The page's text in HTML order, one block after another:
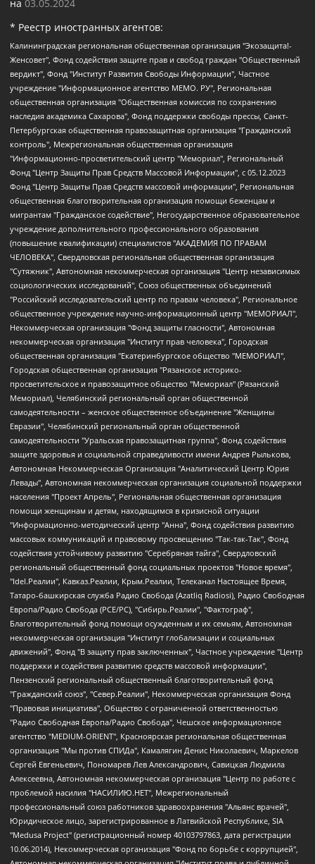
на 03.05.2024
* Реестр иностранных агентов:
Калининградская региональная общественная организация "Экозащита!-Женсовет", Фонд содействия защите прав и свобод граждан "Общественный вердикт", Фонд "Институт Развития Свободы Информации", Частное учреждение "Информационное агентство МЕМО. РУ", Региональная общественная организация "Общественная комиссия по сохранению наследия академика Сахарова", Фонд поддержки свободы прессы, Санкт-Петербургская общественная правозащитная организация "Гражданский контроль", Межрегиональная общественная организация "Информационно-просветительский центр "Мемориал", Региональный Фонд "Центр Защиты Прав Средств Массовой Информации", с 05.12.2023 Фонд "Центр Защиты Прав Средств массовой информации", Региональная общественная благотворительная организация помощи беженцам и мигрантам "Гражданское содействие", Негосударственное образовательное учреждение дополнительного профессионального образования (повышение квалификации) специалистов "АКАДЕМИЯ ПО ПРАВАМ ЧЕЛОВЕКА", Свердловская региональная общественная организация "Сутяжник", Автономная некоммерческая организация "Центр независимых социологических исследований", Союз общественных объединений "Российский исследовательский центр по правам человека", Региональное общественное учреждение научно-информационный центр "МЕМОРИАЛ", Некоммерческая организация "Фонд защиты гласности", Автономная некоммерческая организация "Институт прав человека", Городская общественная организация "Екатеринбургское общество "МЕМОРИАЛ", Городская общественная организация "Рязанское историко-просветительское и правозащитное общество "Мемориал" (Рязанский Мемориал), Челябинский региональный орган общественной самодеятельности – женское общественное объединение "Женщины Евразии", Челябинский региональный орган общественной самодеятельности "Уральская правозащитная группа", Фонд содействия защите здоровья и социальной справедливости имени Андрея Рылькова, Автономная Некоммерческая Организация "Аналитический Центр Юрия Левады", Автономная некоммерческая организация социальной поддержки населения "Проект Апрель", Региональная общественная организация помощи женщинам и детям, находящимся в кризисной ситуации "Информационно-методический центр "Анна", Фонд содействия развитию массовых коммуникаций и правовому просвещению "Так-так-Так", Фонд содействия устойчивому развитию "Серебряная тайга", Свердловский региональный общественный фонд социальных проектов "Новое время", "Idel.Реалии", Кавказ.Реалии, Крым.Реалии, Телеканал Настоящее Время, Татаро-башкирская служба Радио Свобода (Azatliq Radiosi), Радио Свободная Европа/Радио Свобода (PCE/PC), "Сибирь.Реалии", "Фактограф", Благотворительный фонд помощи осужденным и их семьям, Автономная некоммерческая организация "Институт глобализации и социальных движений", Фонд "В защиту прав заключенных", Частное учреждение "Центр поддержки и содействия развитию средств массовой информации", Пензенский региональный общественный благотворительный фонд "Гражданский союз", "Север.Реалии", Некоммерческая организация Фонд "Правовая инициатива", Общество с ограниченной ответственностью "Радио Свободная Европа/Радио Свобода", Чешское информационное агентство "MEDIUM-ORIENT", Красноярская региональная общественная организация "Мы против СПИДа", Камалягин Денис Николаевич, Маркелов Сергей Евгеньевич, Пономарев Лев Александрович, Савицкая Людмила Алексеевна, Автономная некоммерческая организация "Центр по работе с проблемой насилия "НАСИЛИЮ.НЕТ", Межрегиональный профессиональный союз работников здравоохранения "Альянс врачей", Юридическое лицо, зарегистрированное в Латвийской Республике, SIA "Medusa Project" (регистрационный номер 40103797863, дата регистрации 10.06.2014), Некоммерческая организация "Фонд по борьбе с коррупцией", Автономная некоммерческая организация "Институт права и публичной политики", Баданин Роман Сергеевич, Гликин Максим Александрович, Железнова Мария Михайловна, Лукьянова Юлия Сергеевна, Маетная Елизавета Витальевна, Маняхин Петр Борисович, Чуракова Ольга Владимировна, Ярош Юлия Петровна, Юридическое лицо "The Insider SIA", зарегистрированное в Риге, Латвийская Республика (дата регистрации 26.06.2015), являющееся администратором доменного имени интернет-издания "The Insider SIA", https://theins.ru, Постернак Алексей Евгеньевич, Рубин Михаил Аркадьевич, Анин Роман Александрович, Юридическое лицо Istories fonds, зарегистрированное в Латвийской Республике (регистрационный номер 50008295751, дата регистрации 24.02.2020), Великовский Дмитрий Александрович, Долинина Ирина Николаевна, Мароховская Алеся Алексеевна, Шлейнов Роман Юрьевич, Шмагун Олеся Валентиновна, Общество с ограниченной ответственностью "Альтаир 2021", Общество с ограниченной ответственностью "Вега 2021", Общество с ограниченной ответственностью "Главный редактор 2021", Общество с ограниченной ответственностью "Ромашки монолит", Важенков Артем Валерьевич, Ивановская областная общественная организация "Центр гендерных исследований", Гурман Юрий Альбертович, Медиапроект "ОВД-Инфо", Егоров Владимир Владимирович, Жилинский Владимир Александрович, Общество с ограниченной ответственностью "ЗП", Иванова София Юрьевна, Карезина Инна Павловна, Кильтау Екатерина Викторовна, Петров Алексей Викторович, Пискунов Сергей Евгеньевич, Смирнов Сергей Сергеевич, Тихонов Михаил Сергеевич, Общество с ограниченной ответственностью "ЖУРНАЛИСТ-ИНОСТРАННЫЙ АГЕНТ", Арапова Галина Юрьевна, Вольтская Татьяна Анатольевна, Американская компания "Mason G.E.S. Anonymous Foundation" (США), являющаяся владельцем интернет-издания https://mnews.world/, Компания "Stichting Bellingcat", зарегистрированная в Нидерландах (дата регистрации 11.07.2018), Захаров Андрей Вячеславович, Клепиковская Екатерина Дмитриевна, Общество с ограниченной ответственностью "МЕМО", Перл Роман Александрович, Симонов Евгений Алексеевич, Соловьева Елена Анатольевна, Сотников Даниил Владимирович, Сурначева Елизавета Дмитриевна, Автономная некоммерческая организация по защите прав человека и информированию населения "Якутия – Наше Мнение", Общество с ограниченной ответственностью "Москоу диджитал медиа", с 26.01.2023 Общество с ограниченной ответственностью "Чайка Белые сады", Ветошкина Валерия Валерьевна, Заговора Максим Александрович, Межрегиональное общественное движение "Российская ЛГБТ - сеть", Оленичев Максим Владимирович, Павлов Иван Юрьевич, Скворцова Елена Сергеевна, Общество с ограниченной ответственностью "Как бы инагент", Кочетков Игорь Викторович, Общество с ограниченной ответственностью "Честные выборы", Еланчик Олег Александрович, Общество с ограниченной ответственностью "Нобелевский призыв", Гималова Регина Эмилевна, Григорьев Андрей Валерьевич, Григорьева Алина Александровна, Ассоциация по содействию защите прав призывников, альтернативнослужащих и военнослужащих "Правозащитная группа "Гражданин.Армия.Право", Хисамова Регина Фаритовна, Автономная некоммерческая организация по реализации социально-правовых программ "Лилит", Дальневосточное общественное движение "Маяк", Санкт-Петербургская ЛГБТ-инициативная группа "Выход", Инициативная группа ЛГБТ+ "Реверс", Алексеев Андрей Викторович, Бекбулатова Таисия Львовна, Беляев Иван Михайлович, Владыкина Елена Сергеевна, Гельман Марат Александрович, Никульшина Вероника Юрьевна, Толоконникова Надежда Андреевна, Шендерович Виктор Анатольевич, Общество с ограниченной ответственностью "Данное сообщение", Общество с ограниченной ответственностью Издательский дом "Новая глава", Айнбиндер Александра Александровна, Московский комьюнити-центр для ЛГБТ+инициатив, Благотворительный фонд развития филантропии, Deutsche Welle (Германия, Kurt-Schumacher-Strasse 3, 53113 Bonn), Борзунова Мария Михайловна, Воробьев Виктор Викторович, Голубева Анна Львовна, Константинова Алла Михайловна, Малкова Ирина Владимировна, Мурадов Мурад Абдулгалимович, Осетинская Елизавета Николаевна, Понасенков Евгений Николаевич, Ганапольский Матвей Юрьевич, Киселев Евгений Алексеевич, Борухович Ирина Григорьевна, Дремин Иван Тимофеевич, Дубровский Дмитрий Викторович, Красноярская региональная общественная организация поддержки и развития альтернативных образовательных технологий и межкультурных коммуникаций "ИНТЕРРА", Маяковская Екатерина Алексеевна, Фейгин Марк Захарович, Филимонов Андрей Викторович, Дзугкоева Регина Николаевна, Доброхотов Роман Александрович, Дудь Юрий Александрович, Елкин Сергей Владимирович, Кругликов Кирилл Игоревич, Сабунаева Мария Леонидовна, Семенов Алексей Владимирович, Шаинян Карен Багратович, Шульман Екатерина Михайловна, Асафьев Артур Валерьевич, Вахштайн Виктор Семенович, Венедиктов Алексей Алексеевич, Лушникова Екатерина Евгеньевна, Волков Леонид Михайлович, Невзоров Александр Глебович, Пархоменко Сергей Борисович, Сироткин Ярослав Николаевич, Кара-Мурза Владимир Владимирович, Баранова Наталья Владимировна, Гозман Леонид Яковлевич, Кагарлицкий Борис Юльевич, Климарев Михаил Валерьевич, Милов Владимир Станиславович, Автономная некоммерческая организация Краснодарский центр современного искусства "Типография", Моргенштерн Алишер Тагирович, Соболь Любовь Эдуардовна, Общество с ограниченной ответственностью "ЛИЗА НОРМ", Каспаров Гарри Кимович, Ходорковский Михаил Борисович, Общество с ограниченной ответственностью "Апрельские тезисы", Данилович Ирина Брониславовна, Кашин Олег Владимирович, Петров Николай Владимирович, Пивоваров Алексей Владимирович, Соколов Михаил Владимирович, Цветкова Юлия Владимировна, Чичваркин Евгений Александрович, Комитет против пыток/Команда против пыток, Общество с ограниченной ответственностью "Первый научный", Общество с ограниченной ответственностью "Вертолет и ко", Белоцерковская Вероника Борисовна, Кац Максим Евгеньевич, Лазарева Татьяна Юрьевна, Шаведдинов Руслан Табризович, Яшин Илья Валерьевич, Общество с ограниченной ответственностью "Иноагент ААВ", Алешковский Дмитрий Петрович, Альбац Евгения Марковна, Быков Дмитрий Львович, Галямина Юлия Евгеньевна, Лойко Сергей Леонидович, Мартынов Кирилл Константинович, Медведев Сергей Александрович, Крашенинников Федор Геннадиевич, Гордеева Катерина Вл